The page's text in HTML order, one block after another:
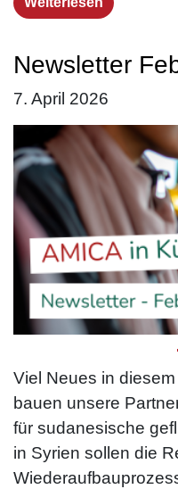
Newsletter
7. April 2026
Viel Neues in
bauen unsere
für sudanesische
in Syrien sollen die